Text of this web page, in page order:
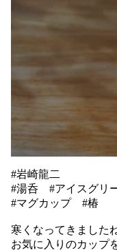
#岩崎龍二
#湯呑 #アイスグリ
#マグカップ #椿
寒くなってきました
お気に入りのカップ